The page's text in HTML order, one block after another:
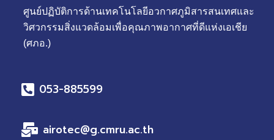
ศูนย์ปฏิบัติการด้านเทคโนโลยีอวกาศภูมิสารสนเทศและ
วิศวกรรมสิ่งแวดล้อมเพื่อคุณภาพอากาศที่ดีแห่งเอเชีย
(ศภอ.)
053-885599
airotec@g.cmru.ac.th